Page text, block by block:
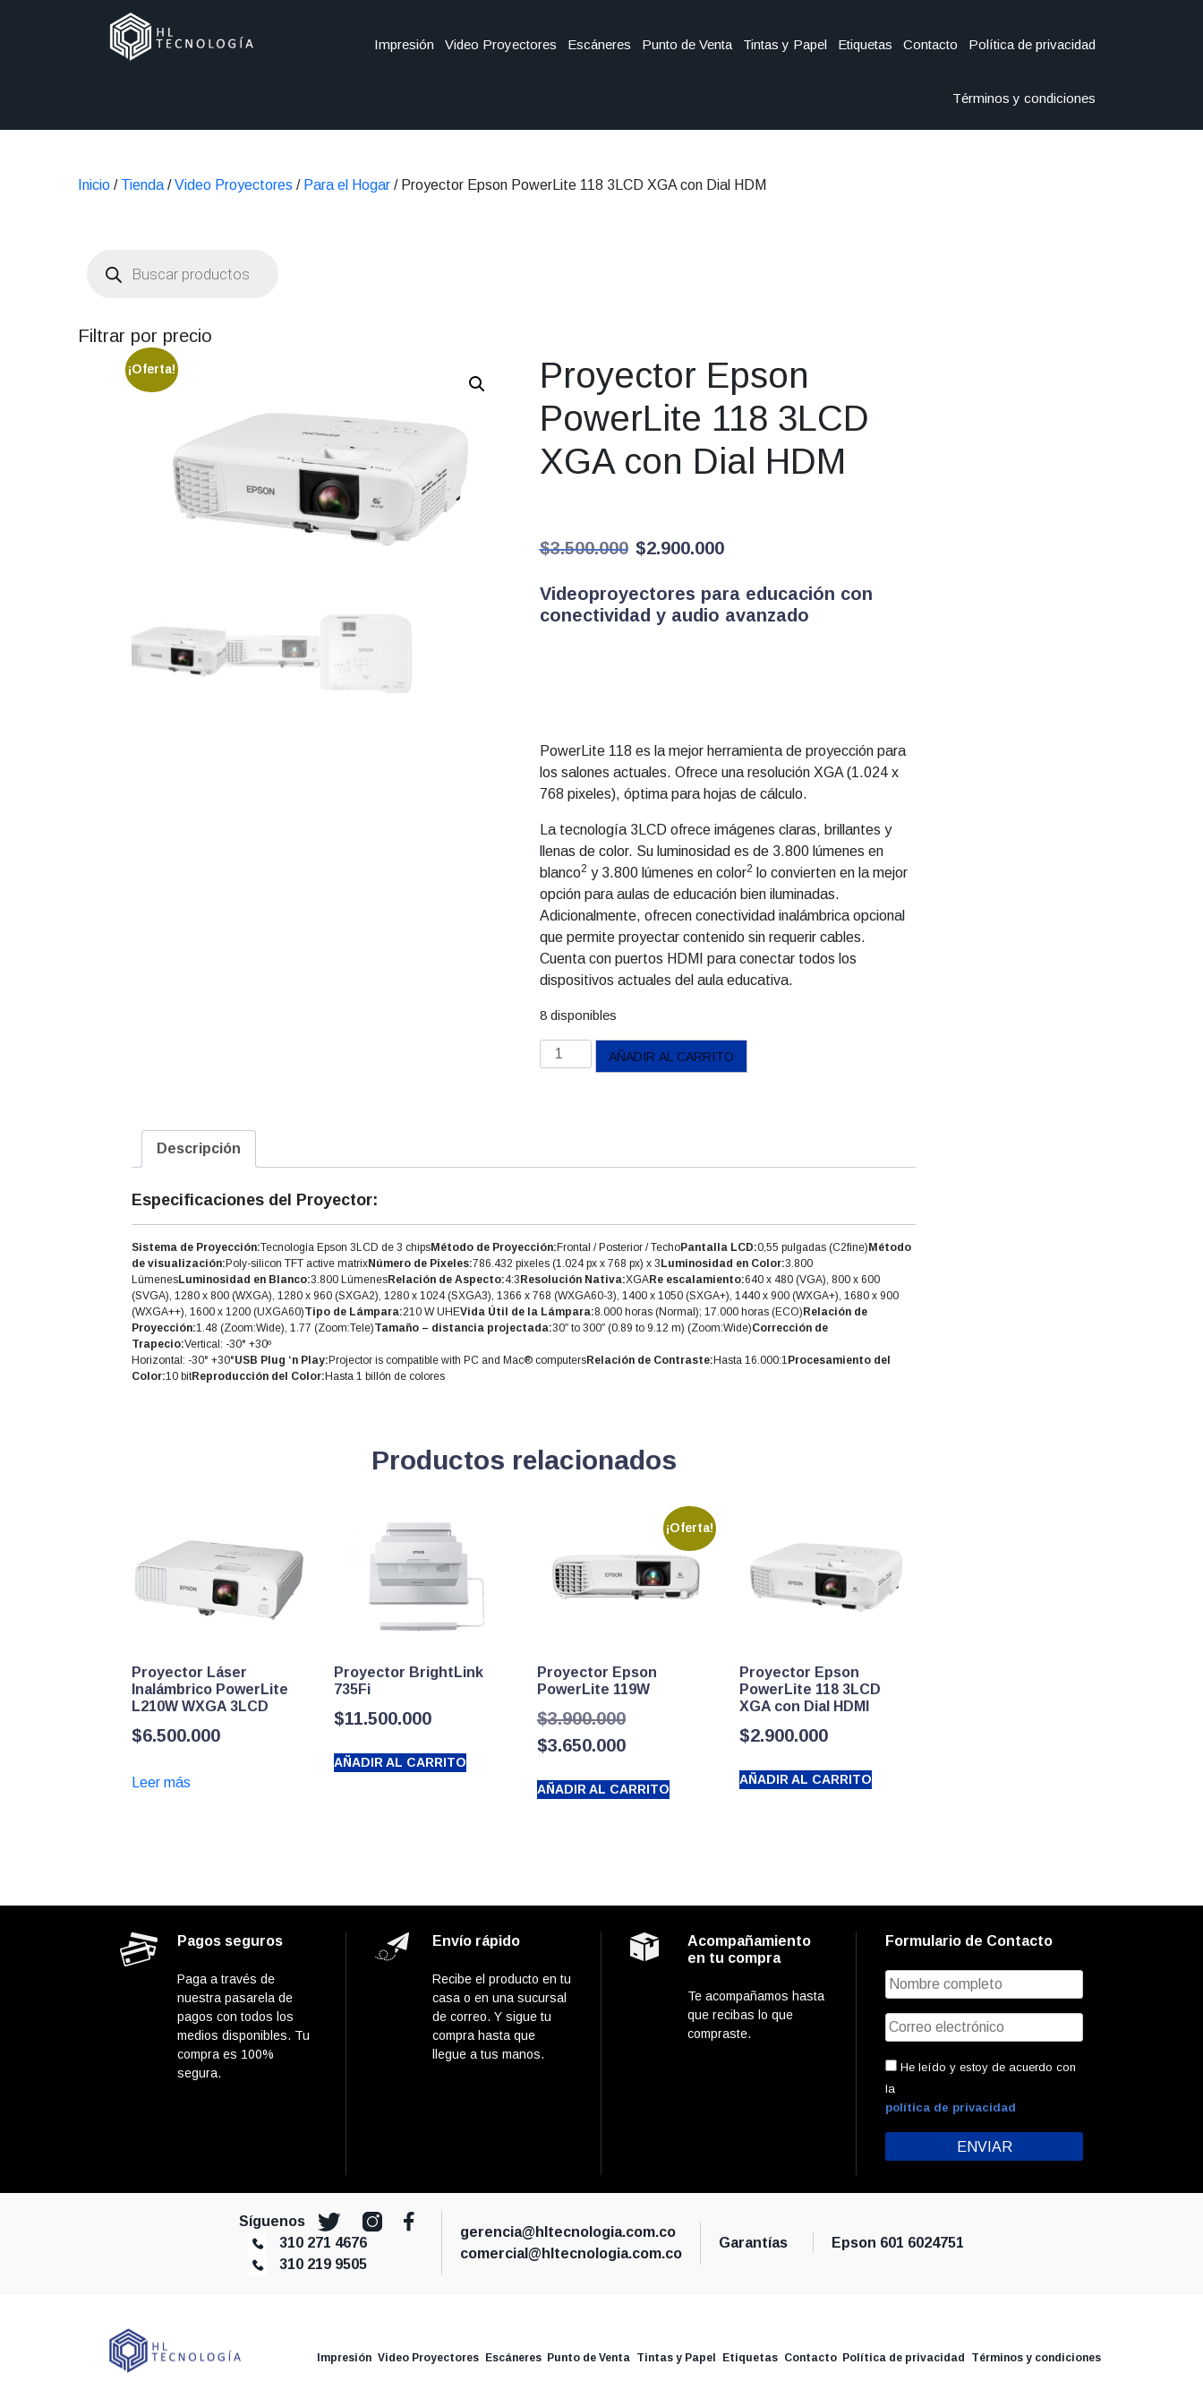
Impresión Video Proyectores Escáneres Punto de Venta Tintas y Papel Etiquetas Contacto Política de privacidad
Términos y condiciones
Inicio / Tienda /Video Proyectores / Para el Hogar / Proyector Epson PowerLite 118 3LCD XGA con Dial HDM
productos
Filtrar por precio
¡Oferta!
Proyector Epson
PowerLite 118 3LCD
XGA con Dial HDM
$3.500.000 El
precio
original
$2.900.000El
precio
actual
Videoproyectores para educación con
conectividad y audio avanzado
PowerLite 118 es la mejor herramienta de proyección para
los salones actuales. Ofrece una resolución XGA (1.024 x
768 pixeles), óptima para hojas de cálculo.
La tecnología 3LCD ofrece imágenes claras, brillantes y
llenas de color. Su luminosidad es de 3.800 lúmenes en
blanco2 y 3.800 lúmenes en color2 lo convierten en la mejor
opción para aulas de educación bien iluminadas.
Adicionalmente, ofrecen conectividad inalámbrica opcional
que permite proyectar contenido sin requerir cables.
Cuenta con puertos HDMI para conectar todos los
dispositivos actuales del aula educativa.
8 disponibles
Proyector
Epson
HDM
cantidad
AÑADIR AL CARRITO
Descripción
Especificaciones del Proyector:
Sistema de Proyección:Tecnología Epson 3LCD de 3 chipsMétodo de Proyección:Frontal / Posterior / TechoPantalla LCD:0,55 pulgadas (C2fine)Método
de visualización:Poly-silicon TFT active matrixNúmero de Pixeles:786.432 pixeles (1.024 px x 768 px) x 3Luminosidad en Color:3.800
LúmenesLuminosidad en Blanco:3.800 LúmenesRelación de Aspecto:4:3Resolución Nativa:XGARe escalamiento:640 x 480 (VGA), 800 x 600
(SVGA), 1280 x 800 (WXGA), 1280 x 960 (SXGA2), 1280 x 1024 (SXGA3), 1366 x 768 (WXGA60-3), 1400 x 1050 (SXGA+), 1440 x 900 (WXGA+), 1680 x 900
(WXGA++), 1600 x 1200 (UXGA60)Tipo de Lámpara:210 W UHEVida Útil de la Lámpara:8.000 horas (Normal); 17.000 horas (ECO)Relación de
Proyección:1.48 (Zoom:Wide), 1.77 (Zoom:Tele)Tamaño – distancia projectada:30″ to 300″ (0.89 to 9.12 m) (Zoom:Wide)Corrección de
Trapecio:Vertical: -30° +30º
Horizontal: -30° +30°USB Plug ‘n Play:Projector is compatible with PC and Mac® computersRelación de Contraste:Hasta 16.000:1Procesamiento del
Color:10 bitReproducción del Color:Hasta 1 billón de colores
Productos relacionados
Proyector Láser
Inalámbrico PowerLite
L210W WXGA 3LCD
$6.500.000
Leer más
Proyector BrightLink
735Fi
$11.500.000
AÑADIR AL CARRITO
¡Oferta!
Proyector Epson
PowerLite 119W
$3.900.000El
precio
era:
$3.650.000El
actual
AÑADIR AL CARRITO
Proyector Epson
PowerLite 118 3LCD
XGA con Dial HDMI
$2.900.000
AÑADIR AL CARRITO
Pagos seguros
Paga a través de
nuestra pasarela de
pagos con todos los
medios disponibles. Tu
compra es 100%
segura.
Envío rápido
Recibe el producto en tu
casa o en una sucursal
de correo. Y sigue tu
compra hasta que
llegue a tus manos.
Acompañamiento
en tu compra
Te acompañamos hasta
que recibas lo que
compraste.
Formulario de Contacto
He leído y estoy de acuerdo con
la
política de privacidad
Síguenos
310 271 4676
310 219 9505
gerencia@hltecnologia.com.co
comercial@hltecnologia.com.co
Garantías Epson 601 6024751
Impresión Video Proyectores Escáneres Punto de Venta Tintas y Papel Etiquetas Contacto Política de privacidad Términos y condiciones